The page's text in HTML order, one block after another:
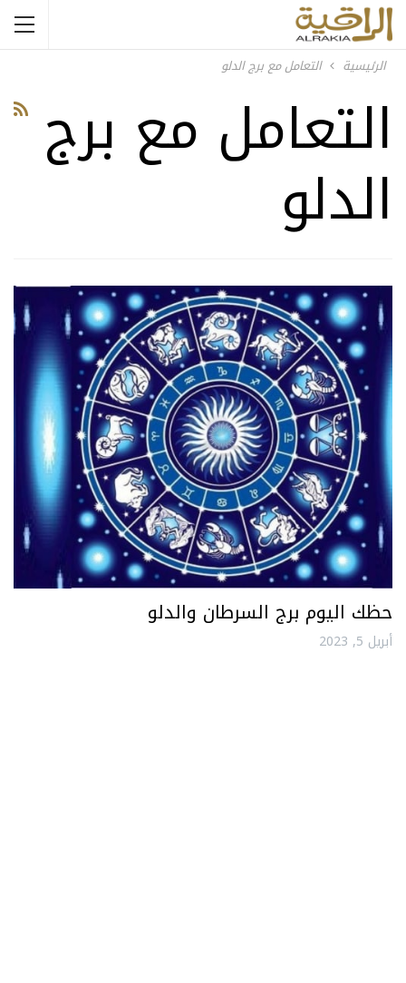
الرئيسية التعامل مع برج الدلو
التعامل مع برج
الدلو
حظك اليوم برج السرطان والدلو
أبريل 5, 2023